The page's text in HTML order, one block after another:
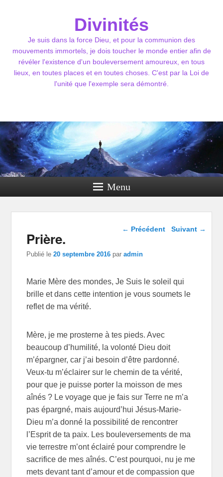
Divinités
Je suis dans la force Dieu, et pour la communion des
mouvements immortels, je dois toucher le monde entier afin de
révéler l'existence d'un bouleversement amoureux, en tous
lieux, en toutes places et en toutes choses. C'est par la Loi de
l'unité que l'exemple sera démontré.
Menu
Navigation dans les
← Précédent Suivant →
Prière.
Publié le20 septembre 2016 paradmin
Marie Mère des mondes, Je Suis le soleil qui
brille et dans cette intention je vous soumets le
reflet de ma vérité.
Mère, je me prosterne à tes pieds. Avec
beaucoup d’humilité, la volonté Dieu doit
m’épargner, car j’ai besoin d’être pardonné.
Veux-tu m’éclairer sur le chemin de ta vérité,
pour que je puisse porter la moisson de mes
aînés ? Le voyage que je fais sur Terre ne m’a
pas épargné, mais aujourd’hui Jésus-Marie-
Dieu m’a donné la possibilité de rencontrer
l’Esprit de ta paix. Les bouleversements de ma
vie terrestre m’ont éclairé pour comprendre le
sacrifice de mes aînés. C’est pourquoi, nu je me
mets devant tant d’amour et de compassion que